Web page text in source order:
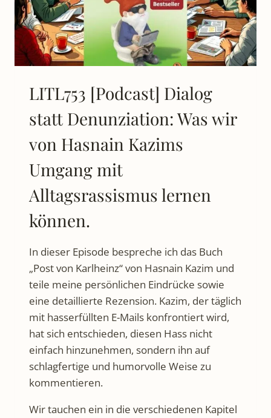
LITL753 [Podcast] Dialog
statt Denunziation: Was wir
von Hasnain Kazims
Umgang mit
Alltagsrassismus lernen
können.
In dieser Episode bespreche ich das Buch
„Post von Karlheinz“ von Hasnain Kazim und
teile meine persönlichen Eindrücke sowie
eine detaillierte Rezension. Kazim, der täglich
mit hasserfüllten E-Mails konfrontiert wird,
hat sich entschieden, diesen Hass nicht
einfach hinzunehmen, sondern ihn auf
schlagfertige und humorvolle Weise zu
kommentieren.
Wir tauchen ein in die verschiedenen Kapitel